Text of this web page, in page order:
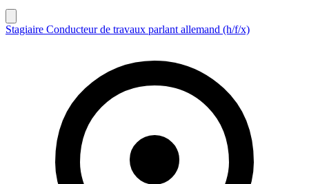
Stagiaire Conducteur de travaux parlant allemand (h/f/x)